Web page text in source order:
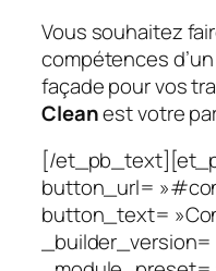
Vous souhaitez
compétences
façade pour vos
Cleanest votre
[/
button_url=
button_text=
_builder_version=